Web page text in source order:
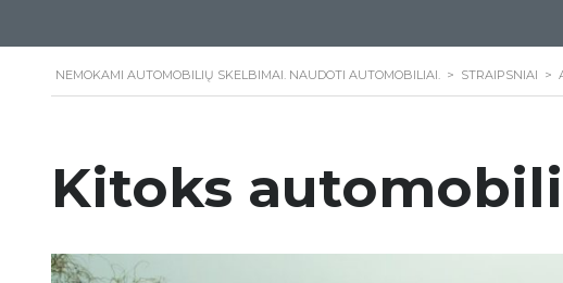
NEMOKAMI AUTOMOBILIŲ SKELBIMAI. NAUDOTI AUTOMOBILIAI. > STRAIPSNIAI >
Kitoks